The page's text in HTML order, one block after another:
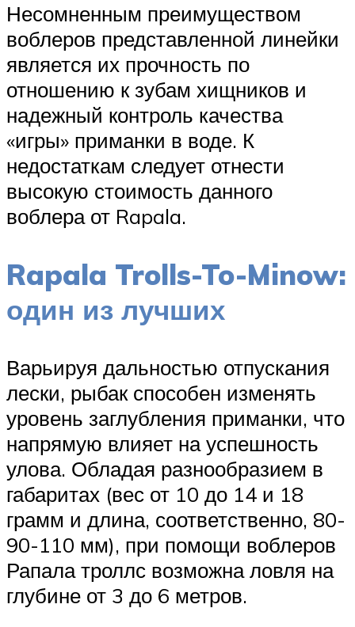
Несомненным преимуществом
воблеров представленной линейки
является их прочность по
отношению к зубам хищников и
надежный контроль качества
«игры» приманки в воде. К
недостаткам следует отнести
высокую стоимость данного
воблера от Rapala.
Rapala Trolls-To-Minow:
один из лучших
Варьируя дальностью отпускания
лески, рыбак способен изменять
уровень заглубления приманки, что
напрямую влияет на успешность
улова. Обладая разнообразием в
габаритах (вес от 10 до 14 и 18
грамм и длина, соответственно, 80-
90-110 мм), при помощи воблеров
Рапала троллс возможна ловля на
глубине от 3 до 6 метров.